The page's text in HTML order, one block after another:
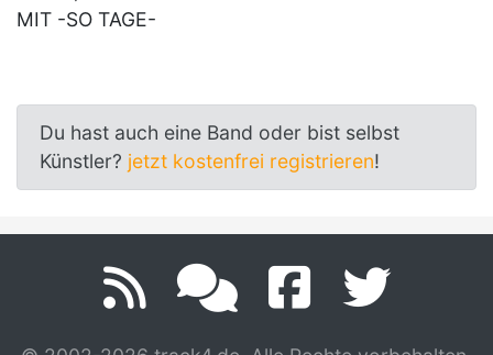
MIT -SO TAGE-
Du hast auch eine Band oder bist selbst
Künstler? jetzt kostenfrei registrieren!